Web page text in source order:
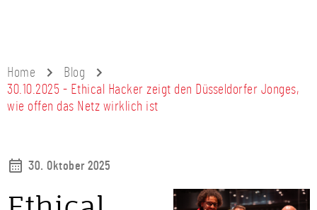
Home
Blog
30.10.2025 - Ethical Hacker zeigt den Düsseldorfer Jonges,
wie offen das Netz wirklich ist
30. Oktober 2025